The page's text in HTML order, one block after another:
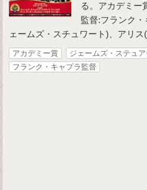
る。アカデミー
監督:フランク
ェームズ・スチュワート)、アリ
アカデミー賞
ジェームズ・ステュア
フランク・キャプラ監督